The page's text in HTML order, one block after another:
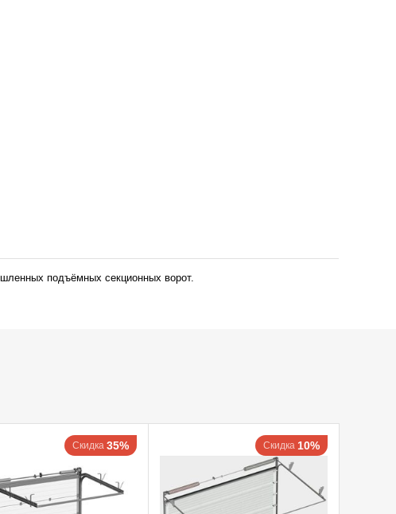
подъёмных секционных ворот.
Скидка 35% Скидка 10%